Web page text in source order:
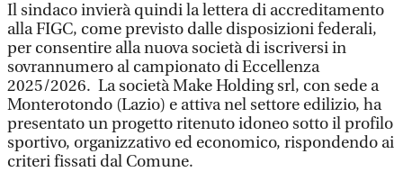
Il sindaco invierà quindi la lettera di accreditamento
alla FIGC, come previsto dalle disposizioni federali,
per consentire alla nuova società di iscriversi in
sovrannumero al campionato di Eccellenza
2025/2026. La società Make Holding srl, con sede a
Monterotondo (Lazio) e attiva nel settore edilizio, ha
presentato un progetto ritenuto idoneo sotto il profilo
sportivo, organizzativo ed economico, rispondendo ai
criteri fissati dal Comune.